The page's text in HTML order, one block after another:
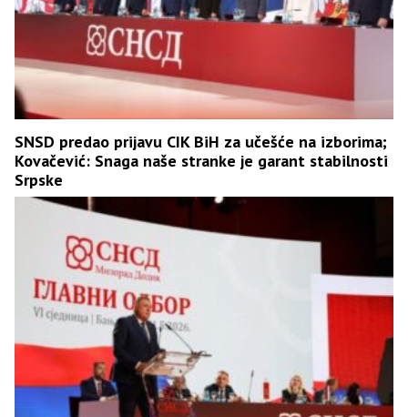
SNSD predao prijavu CIK BiH za učešće na izborima;
Kovačević: Snaga naše stranke je garant stabilnosti
Srpske